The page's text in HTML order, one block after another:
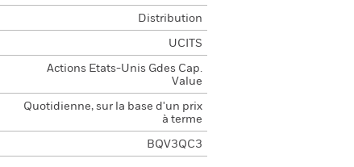
Distribution
UCITS
Actions Etats-Unis Gdes Cap.
Value
Quotidienne, sur la base d'un prix
à terme
BQV3QC3